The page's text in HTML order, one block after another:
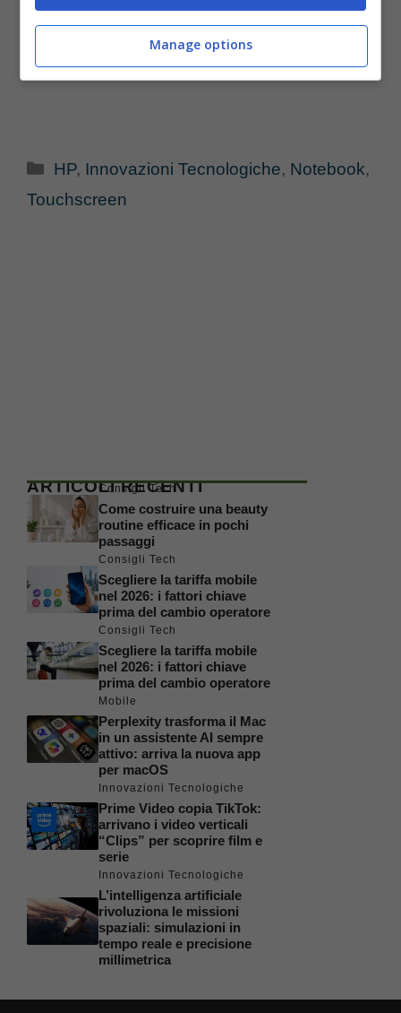
Categorie
HP, Innovazioni Tecnologiche, Notebook,
Touchscreen
ARTICOLI RECENTI
Consigli Tech
Come costruire una beauty
routine efficace in pochi
passaggi
Consigli Tech
Scegliere la tariffa mobile
nel 2026: i fattori chiave
prima del cambio operatore
Consigli Tech
Scegliere la tariffa mobile
nel 2026: i fattori chiave
prima del cambio operatore
Mobile
Perplexity trasforma il Mac
in un assistente AI sempre
attivo: arriva la nuova app
per macOS
Innovazioni Tecnologiche
Prime Video copia TikTok:
arrivano i video verticali
“Clips” per scoprire film e
serie
Innovazioni Tecnologiche
L’intelligenza artificiale
rivoluziona le missioni
spaziali: simulazioni in
tempo reale e precisione
millimetrica
Manage options